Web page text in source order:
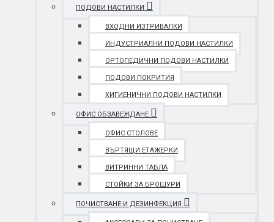
ПОДОВИ НАСТИЛКИ
ВХОДНИ ИЗТРИВАЛКИ
ИНДУСТРИАЛНИ ПОДОВИ НАСТИЛКИ
ОРТОПЕДИЧНИ ПОДОВИ НАСТИЛКИ
ПОДОВИ ПОКРИТИЯ
ХИГИЕНИЧНИ ПОДОВИ НАСТИЛКИ
ОФИС ОБЗАВЕЖДАНЕ
ОФИС СТОЛОВЕ
ВЪРТЯЩИ ЕТАЖЕРКИ
ВИТРИННИ ТАБЛА
СТОЙКИ ЗА БРОШУРИ
ПОЧИСТВАНЕ И ДЕЗИНФЕКЦИЯ